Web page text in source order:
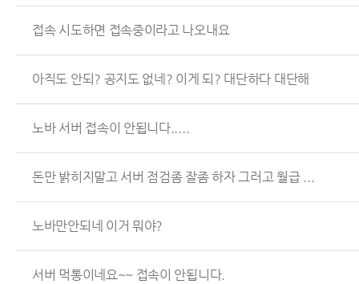
접속 시도하면 접속중이라고 나오내요
아직도 안되? 공지도 없네? 이게 되? 대단하다 대단해
노바 서버 접속이 안됩니다.....
돈만 밝히지말고 서버 점검좀 잘좀 하자 그러고 월급 ...
노바만안되네 이거 뭐야?
서버 먹통이네요~~ 접속이 안됩니다.